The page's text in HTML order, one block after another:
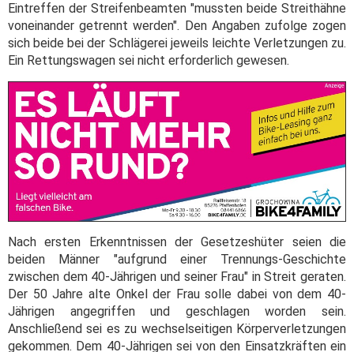
Eintreffen der Streifenbeamten "mussten beide Streithähne
voneinander getrennt werden". Den Angaben zufolge zogen
sich beide bei der Schlägerei jeweils leichte Verletzungen zu.
Ein Rettungswagen sei nicht erforderlich gewesen.
Nach ersten Erkenntnissen der Gesetzeshüter seien die
beiden Männer "aufgrund einer Trennungs-Geschichte
zwischen dem 40-Jährigen und seiner Frau" in Streit geraten.
Der 50 Jahre alte Onkel der Frau solle dabei von dem 40-
Jährigen angegriffen und geschlagen worden sein.
Anschließend sei es zu wechselseitigen Körperverletzungen
gekommen. Dem 40-Jährigen sei von den Einsatzkräften ein